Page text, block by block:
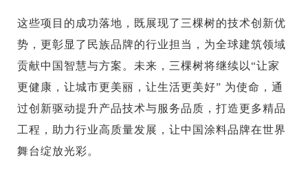
这些项目的成功落地，既展现了三棵树的技术创新优
势，更彰显了民族品牌的行业担当，为全球建筑领域
贡献中国智慧与方案。未来，三棵树将继续以“让家
更健康，让城市更美丽，让生活更美好” 为使命，通
过创新驱动提升产品技术与服务品质，打造更多精品
工程，助力行业高质量发展，让中国涂料品牌在世界
舞台绽放光彩。